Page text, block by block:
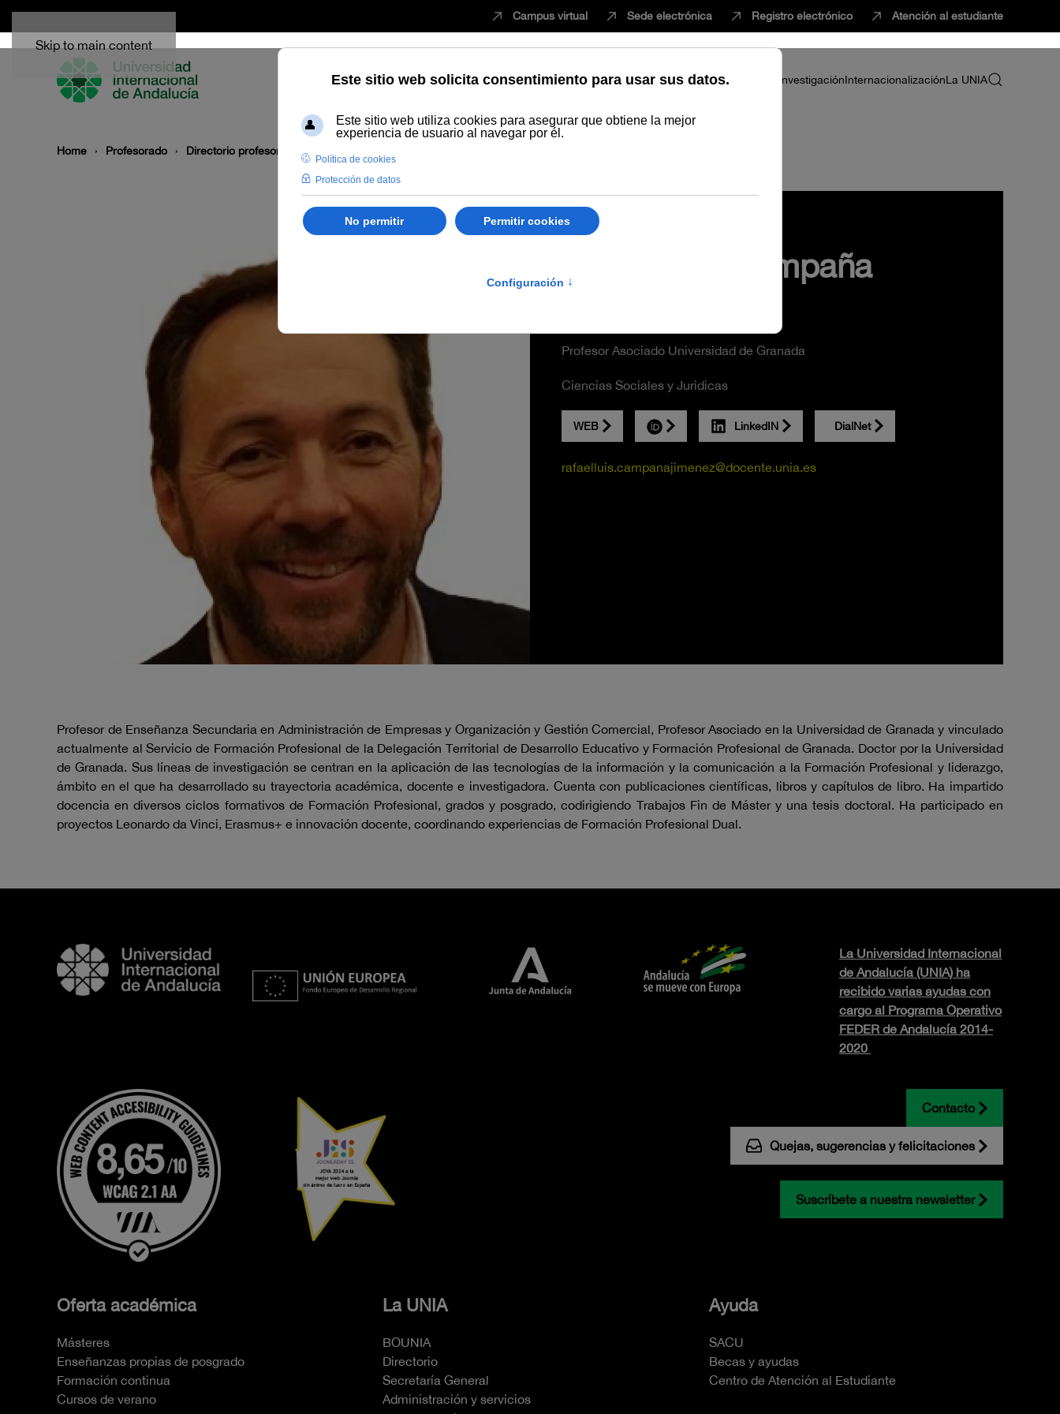
Skip to main content
Campus virtual Sede electrónica Registro electrónico Atención al estudiante
EstudiarInnovaciónVida universitariaProfesorado InvestigaciónInternacionalizaciónLa UNIA
Home Profesorado Directorio profesor Rafael Luis Campaña Jiménez
Rafael Luis Campaña
Profesor Asociado Universidad de Granada
Ciencias Sociales y Juridicas
WEB LinkedIN DialNet
rafaelluis.campanajimenez@docente.unia.es
Profesor de Enseñanza Secundaria en Administración de Empresas y Organización y Gestión Comercial, Profesor Asociado en la Universidad de Granada y vinculado
actualmente al Servicio de Formación Profesional de la Delegación Territorial de Desarrollo Educativo y Formación Profesional de Granada. Doctor por la Universidad
de Granada. Sus líneas de investigación se centran en la aplicación de las tecnologías de la información y la comunicación a la Formación Profesional y liderazgo,
ámbito en el que ha desarrollado su trayectoria académica, docente e investigadora. Cuenta con publicaciones científicas, libros y capítulos de libro. Ha impartido
docencia en diversos ciclos formativos de Formación Profesional, grados y posgrado, codirigiendo Trabajos Fin de Máster y una tesis doctoral. Ha participado en
proyectos Leonardo da Vinci, Erasmus+ e innovación docente, coordinando experiencias de Formación Profesional Dual.
La Universidad Internacional
de Andalucía (UNIA) ha
recibido varias ayudas con
cargo al Programa Operativo
FEDER de Andalucía 2014-
2020
Contacto
Quejas, sugerencias y felicitaciones
Suscríbete a nuestra newsletter
Oferta académica
Másteres
Enseñanzas propias de posgrado
Formación continua
Cursos de verano
La UNIA
BOUNIA
Directorio
Secretaría General
Administración y servicios
Ayuda
SACU
Becas y ayudas
Centro de Atención al Estudiante